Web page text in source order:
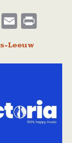
LinkedIn
Email
Leeuw